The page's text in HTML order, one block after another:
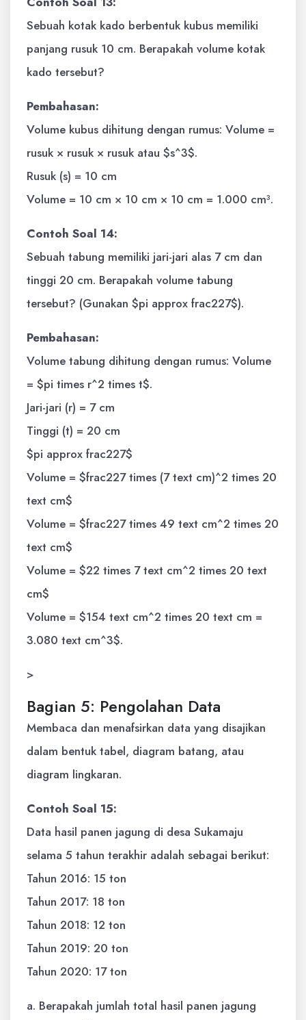
Sebuah kotak kado berbentuk kubus memiliki
panjang rusuk 10 cm. Berapakah volume kotak
kado tersebut?
Pembahasan:
Volume kubus dihitung dengan rumus: Volume =
rusuk × rusuk × rusuk atau $s^3$.
Rusuk (s) = 10 cm
Volume = 10 cm × 10 cm × 10 cm = 1.000 cm³.
Contoh Soal 14:
Sebuah tabung memiliki jari-jari alas 7 cm dan
tinggi 20 cm. Berapakah volume tabung
tersebut? (Gunakan $pi approx frac227$).
Pembahasan:
Volume tabung dihitung dengan rumus: Volume
= $pi times r^2 times t$.
Jari-jari (r) = 7 cm
Tinggi (t) = 20 cm
$pi approx frac227$
Volume = $frac227 times (7 text cm)^2 times 20
text cm$
Volume = $frac227 times 49 text cm^2 times 20
text cm$
Volume = $22 times 7 text cm^2 times 20 text
cm$
Volume = $154 text cm^2 times 20 text cm =
3.080 text cm^3$.
>
Bagian 5: Pengolahan Data
Membaca dan menafsirkan data yang disajikan
dalam bentuk tabel, diagram batang, atau
diagram lingkaran.
Contoh Soal 15:
Data hasil panen jagung di desa Sukamaju
selama 5 tahun terakhir adalah sebagai berikut:
Tahun 2016: 15 ton
Tahun 2017: 18 ton
Tahun 2018: 12 ton
Tahun 2019: 20 ton
Tahun 2020: 17 ton
a. Berapakah jumlah total hasil panen jagung